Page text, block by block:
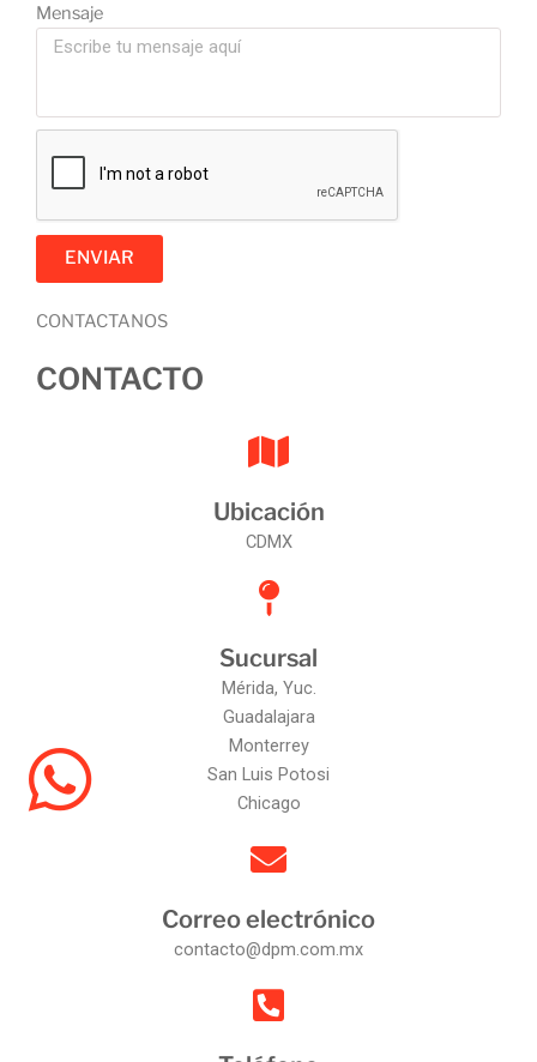
Mensaje
ENVIAR
CONTACTANOS
CONTACTO
Ubicación
CDMX
Sucursal
Mérida, Yuc.
Guadalajara
Monterrey
San Luis Potosi
Chicago
Correo electrónico
contacto@dpm.com.mx